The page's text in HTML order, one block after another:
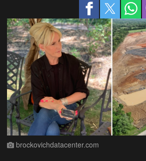
brockovichdatacenter.com